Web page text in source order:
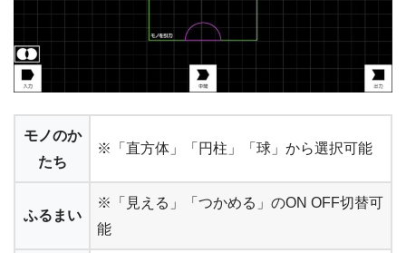
モノのか
たち
※「直方体」「円柱」「球」から選択可能
ふるまい
※「見える」「つかめる」のON OFF切替可
能